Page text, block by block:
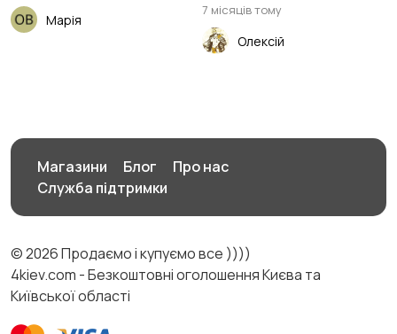
Марія
7 місяців тому
Олексій
Магазини Блог
Про нас
Служба підтримки
© 2026 Продаємо і купуємо все ))))
4kiev.com - Безкоштовні оголошення Києва та
Київської області